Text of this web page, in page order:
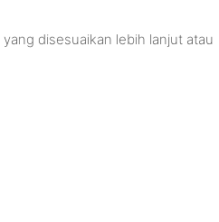
disesuaikan lebih lanjut atau